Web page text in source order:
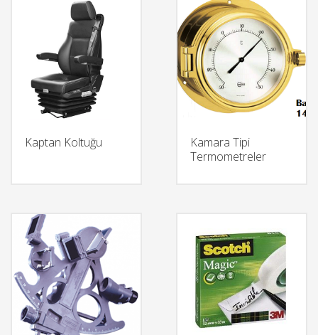
Kaptan Koltuğu
Kamara Tipi
Termometreler